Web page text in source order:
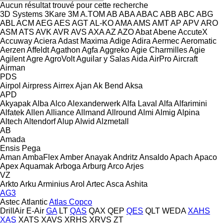
Aucun résultat trouvé pour cette recherche
3D Systems 3Kare 3M A.TOM AB ABAABAC ABB ABC ABG
ABLACM AEGAES AGTAL-KOAMAAMS AMTAP APVARO
ASM ATS AVK AVR AVS AXAAZ AZOAbatAbeneAccuteX
AccuwayAciera Adast Maxima AdigeAdira AermecAeromatic
Aerzen AffeldtAgathon Agfa AggrekoAgie CharmillesAgie
AgilentAgreAgroVoltAguilar y SalasAida AirProAircraft
Airman
PDS
Airpol AirpressAirrexAjan Ak Bend Aksa
APD
AkyapakAlba AlcoAlexanderwerkAlfa Laval Alfa Alfarimini
AlfatekAllen AllianceAllmand Allround Almi Almig Alpina
Altech AltendorfAlupAlwid Alzmetall
AB
Amada
Ensis Pega
Aman AmbaFlexAmberAnayakAndritz AnsaldoApach Apaco
ApexAquamakArboga Arburg ArcoArjes
VZ
ArktoArku ArminiusArol ArtecAsca Ashita
AG3
AstecAtlanticAtlas Copco
DrillAir E-Air GA LT QAS QAX QEP QES QLT WEDA XAHS
XAS XATS XAVS XRHS XRVS ZT